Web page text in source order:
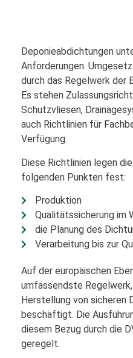
Deponieabdichtungen
Anforderungen.
durch das Regelwerk der
Es stehen
Schutzvliesen,
auch Richtlinien für
Verfügung.
Diese Richtlinien legen
folgenden Punkten fest:
Produktion
Qualitätssicherung im
die Planung des
Verarbeitung bis zur
Auf der europäischen
umfassendste
Herstellung von sicheren
beschäftigt. Die
diesem Bezug durch die
geregelt.